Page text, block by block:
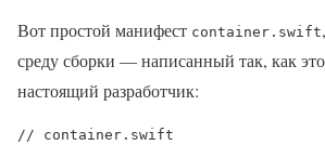
Вот простой манифест container.swift
среду сборки — написанный так, как
настоящий разработчик:
// container.swift